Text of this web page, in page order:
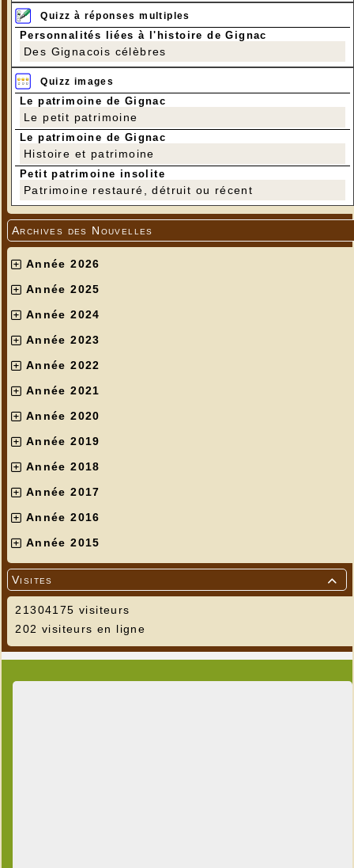
Quizz à réponses multiples
Personnalités liées à l'histoire de Gignac
Des Gignacois célèbres
Quizz images
Le patrimoine de Gignac
Le petit patrimoine
Le patrimoine de Gignac
Histoire et patrimoine
Petit patrimoine insolite
Patrimoine restauré, détruit ou récent
Archives des Nouvelles
Année 2026
Année 2025
Année 2024
Année 2023
Année 2022
Année 2021
Année 2020
Année 2019
Année 2018
Année 2017
Année 2016
Année 2015

Visites
21304175 visiteurs
202 visiteurs en ligne